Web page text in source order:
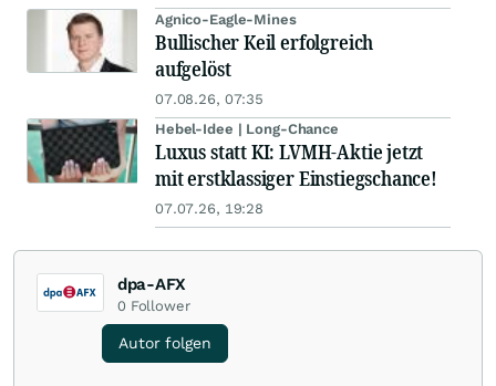
Agnico-Eagle-Mines
Bullischer Keil erfolgreich
aufgelöst
07.08.26, 07:35
Hebel-Idee | Long-Chance
Luxus statt KI: LVMH-Aktie jetzt
mit erstklassiger Einstiegschance!
07.07.26, 19:28
dpa-AFX
0 Follower
Autor folgen